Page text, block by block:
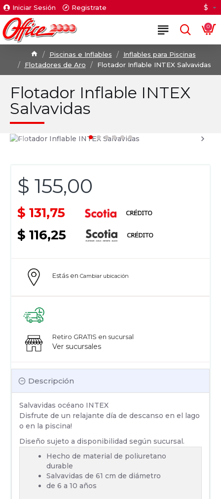
Iniciar Sesión Registrate $
0
Piscinas e Inflables
Inflables para Piscinas
Flotadores de Aro
Flotador Inflable INTEX Salvavidas
Flotador Inflable INTEX
Salvavidas
$ 155,00
$ 131,75
$ 116,25
Descripción
Salvavidas océano INTEX
Disfrute de un relajante día de descanso en el lago
o en la piscina!
Diseño sujeto a disponibilidad según sucursal.
Hecho de material de poliuretano
durable
Salvavidas de 61 cm de diámetro
de 6 a 10 años
Estás en Cambiar ubicación
Retiro GRATIS en sucursal
Ver sucursales